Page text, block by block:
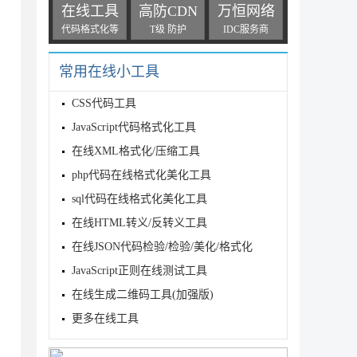
在线工具
代码格式化等
高防CDN
T级 防护
万恒网络
IDC服务商
常用在线小工具
CSS代码工具
JavaScript代码格式化工具
在线XML格式化/压缩工具
php代码在线格式化美化工具
sql代码在线格式化美化工具
在线HTML转义/反转义工具
在线JSON代码检验/检验/美化/格式化
JavaScript正则在线测试工具
在线生成二维码工具(加强版)
更多在线工具